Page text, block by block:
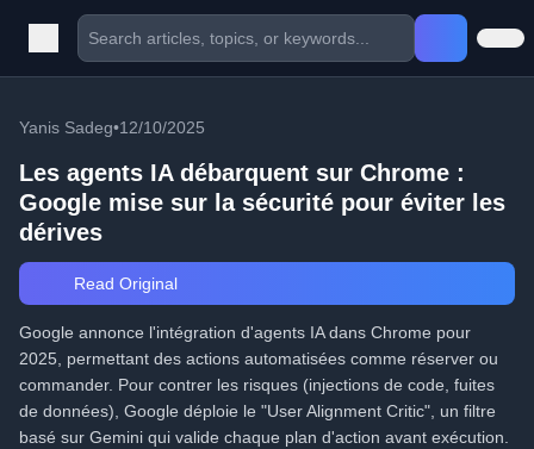
Yanis Sadeg•12/10/2025
Les agents IA débarquent sur Chrome :
Google mise sur la sécurité pour éviter les
dérives
Read Original
Google annonce l'intégration d'agents IA dans Chrome pour
2025, permettant des actions automatisées comme réserver ou
commander. Pour contrer les risques (injections de code, fuites
de données), Google déploie le "User Alignment Critic", un filtre
basé sur Gemini qui valide chaque plan d'action avant exécution.